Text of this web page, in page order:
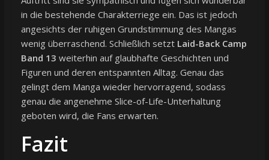
in die bestehende Charakterriege ein. Das ist jedoch
angesichts der ruhigen Grundstimmung des Mangas
wenig überraschend. Schließlich setzt Laid-Back Camp
Band 13 weiterhin auf glaubhafte Geschichten und
Figuren und deren entspannten Alltag. Genau das
gelingt dem Manga wieder hervorragend, sodass
genau die angenehme Slice-of-Life-Unterhaltung
geboten wird, die Fans erwarten.
Fazit